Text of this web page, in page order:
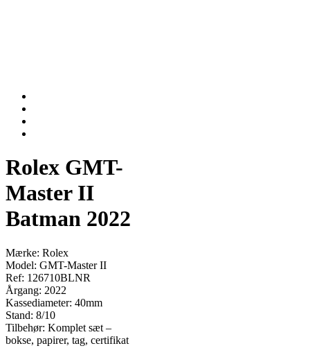
Rolex GMT-
Master II
Batman 2022
Mærke: Rolex
Model: GMT-Master II
Ref: 126710BLNR
Årgang: 2022
Kassediameter: 40mm
Stand: 8/10
Tilbehør: Komplet sæt –
bokse, papirer, tag, certifikat